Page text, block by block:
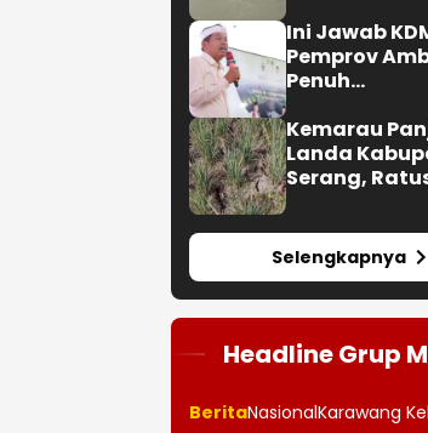
Ini Jawab
Pemprov
Penuh
MTQ 2027
Kemarau
Landa
Serang,
Kekeringan
Selengkapnya
Headline Grup
BeritaNasionalKarawang